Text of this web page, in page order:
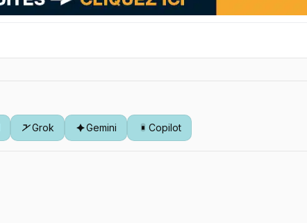
Grok Gemini Copilot